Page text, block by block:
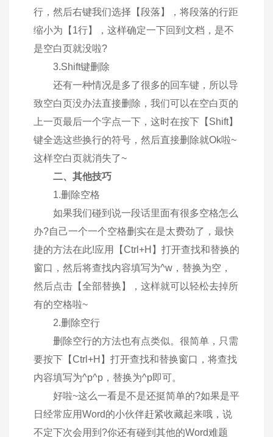
行，然后右键我们选择【段落】，将段落的行距
缩小为【1行】，这样确定一下回到文档，是不
是空白页就没啦?
3.Shift键删除
还有一种情况是多了很多的回车键，所以导
致空白页没办法直接删除，我们可以在空白页的
上一页最后一个字点一下，这时在按下【Shift】
键全选这些换行的符号，然后直接删除就Ok啦~
这样空白页就消失了~
二、其他技巧
1.删除空格
如果我们碰到说一段话里面有很多空格怎么
办?自己一个一个空格删实在是太费劲了，最快
捷的方法在此!应用【Ctrl+H】打开查找和替换的
窗口，然后将查找内容填写为^w，替换为空，
然后点击【全部替换】，这样就可以轻松去掉所
有的空格啦~
2.删除空行
删除空行的方法也有点类似。很简单，只需
要按下【Ctrl+H】打开查找和替换窗口，将查找
内容填写为^p^p，替换为^p即可。
好啦~这么一看是不是还挺简单的?如果是平
日经常应用Word的小伙伴赶紧收藏起来哦，说
不定下次会用到?你还有碰到其他的Word难题